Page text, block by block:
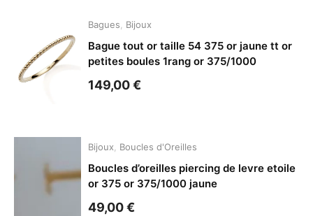
Bagues Bijoux
Bague tout or taille 54 375 or jaune tt or
petites boules 1rang or 375/1000
149,00€
Bijoux Boucles d'Oreilles
Boucles d’oreilles piercing de levre etoile
or 375 or 375/1000 jaune
49,00€